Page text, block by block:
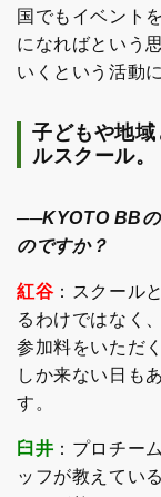
国でもイベント
になればという
いくという活動
子どもや地
ルスクール。
──KYOTO BBの
のですか？
紅谷 ：スクール
るわけではなく
参加料をいただ
しか来ない日も
す。
臼井 ：プロチー
ッフが教えてい